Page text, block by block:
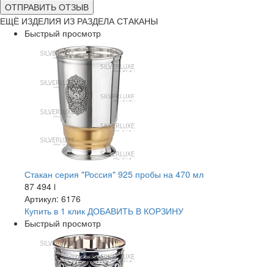
ОТПРАВИТЬ ОТЗЫВ
ЕЩЁ ИЗДЕЛИЯ ИЗ РАЗДЕЛА СТАКАНЫ
Быстрый просмотр
Стакан серия "Россия" 925 пробы на 470 мл
87 494 i
Артикул: 6176
Купить в 1 клик ДОБАВИТЬ В КОРЗИНУ
Быстрый просмотр